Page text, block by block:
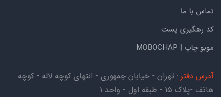
تماس با ما
کد رهگیری پست
موبو چاپ | MOBOCHAP
آدرس دفتر : تهران - خیابان جمهوری - انتهای کوچه لاله - کوچه
هاتف -پلاک ۱۵ - طبقه اول - واحد ۱